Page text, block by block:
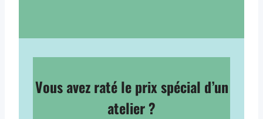
Vous avez raté le prix spécial d’un
atelier ?